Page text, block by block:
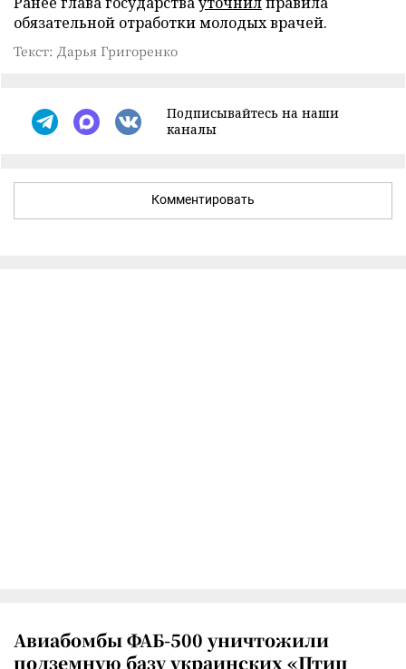
обязательной отработки молодых врачей.
Текст: Дарья Григоренко
Подписывайтесь на наши
каналы
Комментировать
Авиабомбы ФАБ-500 уничтожили
подземную базу украинских «Птиц